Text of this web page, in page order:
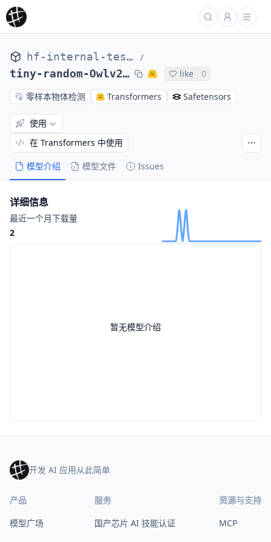
hf-internal-testing /
tiny-random-Owlv2ForObjectDetection like
0
零样本物体检测
Transformers Safetensors
模型介绍 模型文件 Issues
使用
在 Transformers 中使用
暂无模型介绍
详细信息
最近一个月下载量
2
开发 AI 应用从此简单
产品
模型广场
服务
国产芯片 AI 技能认证
资源与支持
MCP